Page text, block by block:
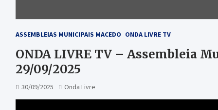
ASSEMBLEIAS MUNICIPAIS MACEDO ONDA LIVRE TV
ONDA LIVRE TV – Assembleia
29/09/2025
30/09/2025 Onda Livre